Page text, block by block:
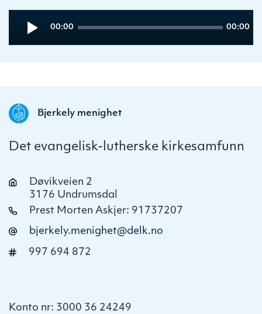
Player
Current
00:00
Total
00:00
Bjerkely menighet
Det evangelisk-lutherske kirkesamfunn
Døvikveien 2
3176 Undrumsdal
Prest Morten Askjer: 91737207
bjerkely.menighet@delk.no
997 694 872
Konto nr: 3000 36 24249